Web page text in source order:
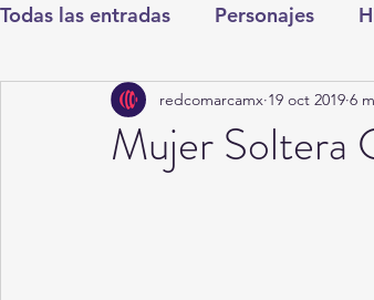
Todas las entradas Personajes
Deportes Salud
Mujer Soltera
redcomarcamx 19 oct 2019 6